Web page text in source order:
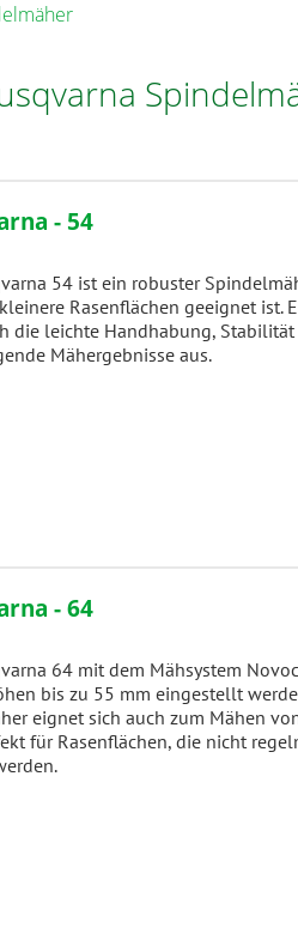
- 54
54 ist ein robuster
Rasenflächen geeignet ist.
die leichte Handhabung,
Mähergebnisse aus.
- 64
64 mit dem Mähsystem
bis zu 55 mm eingestellt
eignet sich auch zum Mähen
für Rasenflächen, die nicht